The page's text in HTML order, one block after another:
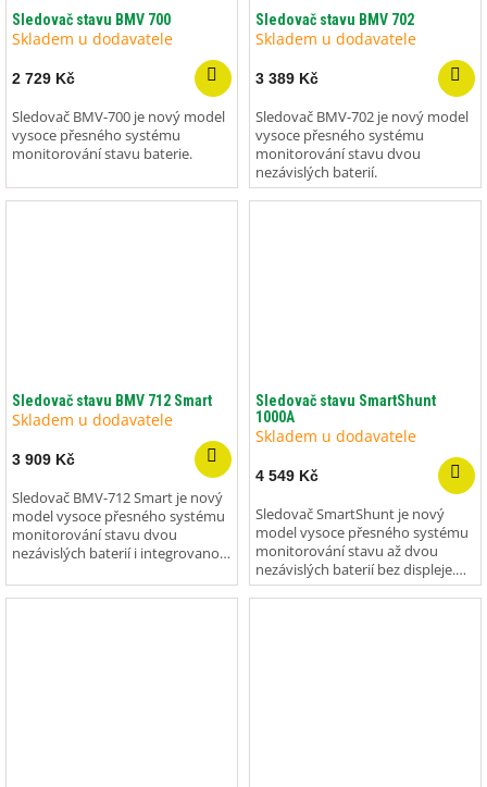
Sledovač stavu BMV 700
Skladem u dodavatele
2 729 Kč
Sledovač BMV-700 je nový model
vysoce přesného systému
monitorování stavu baterie.
Sledovač stavu BMV 702
Skladem u dodavatele
3 389 Kč
Sledovač BMV-702 je nový model
vysoce přesného systému
monitorování stavu dvou
nezávislých baterií.
Sledovač stavu BMV 712 Smart
Skladem u dodavatele
3 909 Kč
Sledovač BMV-712 Smart je nový
model vysoce přesného systému
monitorování stavu dvou
nezávislých baterií i integrovanou
Sledovač stavu SmartShunt
1000A
Skladem u dodavatele
4 549 Kč
Sledovač SmartShunt je nový
model vysoce přesného systému
monitorování stavu až dvou
nezávislých baterií bez displeje.
Prodloužená záruka 5 let.